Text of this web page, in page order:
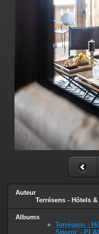
Auteur
Terrésens - Hôtels
Albums
Terrésens -
Snoroc -